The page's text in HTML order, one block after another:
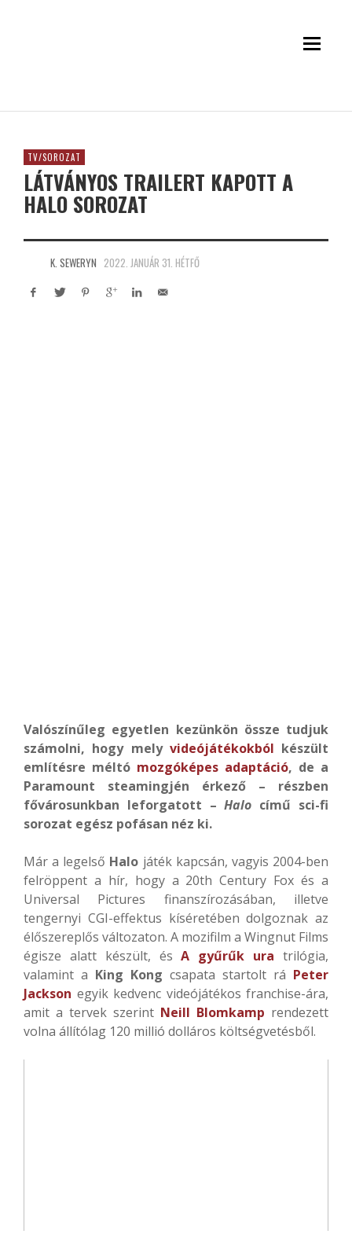
TV/SOROZAT
LÁTVÁNYOS TRAILERT KAPOTT A
HALO SOROZAT
K. SEWERYN 2022. JANUÁR 31. HÉTFŐ
Valószínűleg egyetlen kezünkön össze tudjuk
számolni, hogy mely videójátékokból készült
említésre méltó mozgóképes adaptáció, de a
Paramount steamingjén érkező – részben
fővárosunkban leforgatott –Halo című sci-fi
sorozat egész pofásan néz ki.
Már a legelső Halo játék kapcsán, vagyis 2004-ben
felröppent a hír, hogy a 20th Century Fox és a
Universal Pictures finanszírozásában, illetve
tengernyi CGI-effektus kíséretében dolgoznak az
élőszereplős változaton. A mozifilm a Wingnut Films
égisze alatt készült, ésA gyűrűk ura trilógia,
valamint a King Kong csapata startolt rá Peter
Jackson egyik kedvenc videójátékos franchise-ára,
amit a tervek szerint Neill Blomkamp rendezett
volna állítólag 120 millió dolláros költségvetésből.